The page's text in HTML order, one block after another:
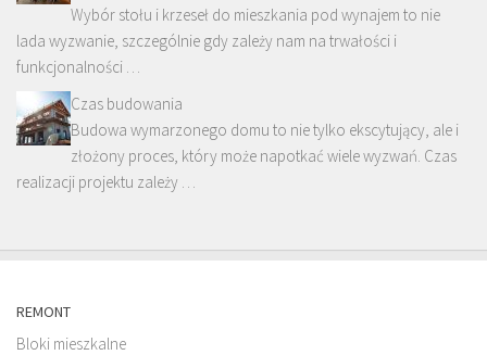
Wybór stołu i krzeseł do mieszkania pod wynajem to nie
lada wyzwanie, szczególnie gdy zależy nam na trwałości i
funkcjonalności …
Czas budowania
Budowa wymarzonego domu to nie tylko ekscytujący, ale i
złożony proces, który może napotkać wiele wyzwań. Czas
realizacji projektu zależy …
REMONT
Bloki mieszkalne